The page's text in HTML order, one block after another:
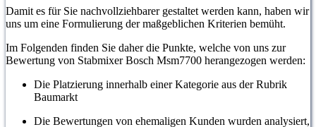
Damit es für Sie nachvollziehbarer gestaltet werden kann, haben wir
uns um eine Formulierung der maßgeblichen Kriterien bemüht.
Im Folgenden finden Sie daher die Punkte, welche von uns zur
Bewertung von Stabmixer Bosch Msm7700 herangezogen werden:
Die Platzierung innerhalb einer Kategorie aus der Rubrik
Baumarkt
Die Bewertungen von ehemaligen Kunden wurden analysiert,